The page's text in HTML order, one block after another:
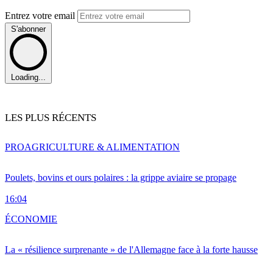
Entrez votre email
S'abonner
Loading...
LES PLUS RÉCENTS
Poulets, bovins et ours polaires : la grippe aviaire se propage
16:04
PROAGRICULTURE & ALIMENTATION
La « résilience surprenante » de l'Allemagne face à la forte hausse
ÉCONOMIE